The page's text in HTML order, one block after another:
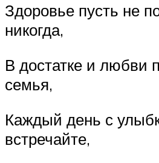
Здоровье пусть не
никогда,
В достатке и любви
семья,
Каждый день с
встречайте,